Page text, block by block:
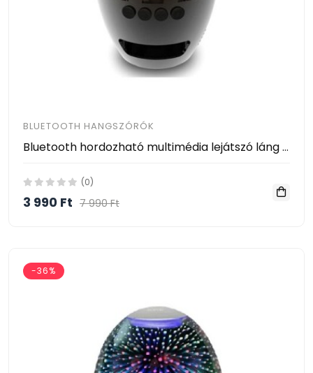
BLUETOOTH HANGSZÓRÓK
Bluetooth hordozható multimédia lejátszó láng hangulatvilágítással BTS-596
(0)
3 990 Ft 7 990 Ft
-36%